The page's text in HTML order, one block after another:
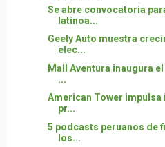
Se abre convocatoria
latinoa...
Geely Auto muestra
elec...
Mall Aventura inaugura
...
American Tower
pr...
5 podcasts peruanos de
los...